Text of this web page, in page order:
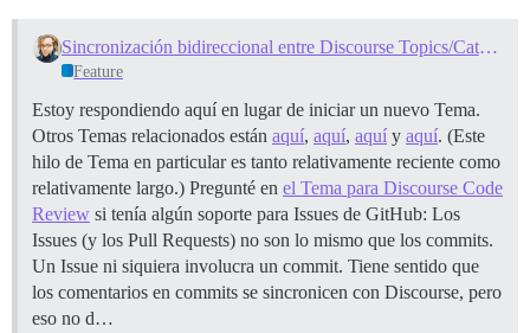
Sincronización bidireccional entre Discourse Topics/Categories y GitHub/Gitlab Issue Trackers
Feature
Estoy respondiendo aquí en lugar de iniciar un nuevo Tema.
Otros Temas relacionados están aquí, aquí, aquí y aquí. (Este
hilo de Tema en particular es tanto relativamente reciente como
relativamente largo.) Pregunté en el Tema para Discourse Code
Review si tenía algún soporte para Issues de GitHub: Los
Issues (y los Pull Requests) no son lo mismo que los commits.
Un Issue ni siquiera involucra un commit. Tiene sentido que
los comentarios en commits se sincronicen con Discourse, pero
eso no d…